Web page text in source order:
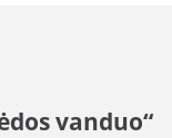
vanduo“